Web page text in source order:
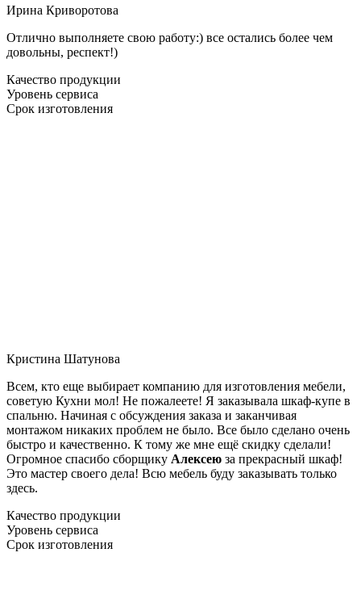
Ирина Криворотова
Отлично выполняете свою работу:) все остались более чем
довольны, респект!)
Качество продукции
Уровень сервиса
Срок изготовления
Кристина Шатунова
Всем, кто еще выбирает компанию для изготовления мебели,
советую Кухни мол! Не пожалеете! Я заказывала шкаф-купе в
спальню. Начиная с обсуждения заказа и заканчивая
монтажом никаких проблем не было. Все было сделано очень
быстро и качественно. К тому же мне ещё скидку сделали!
Огромное спасибо сборщику Алексею за прекрасный шкаф!
Это мастер своего дела! Всю мебель буду заказывать только
здесь.
Качество продукции
Уровень сервиса
Срок изготовления